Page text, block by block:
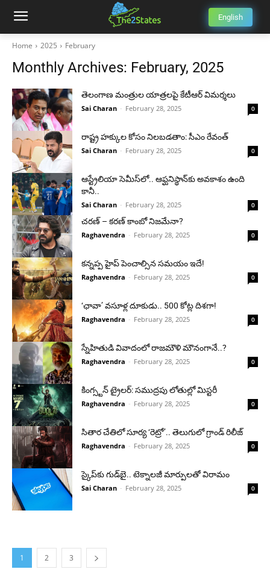
English
Home 2025 February
Monthly Archives: February, 2025
తెలంగాణ మంత్రుల యాత్రలపై కేటీఆర్ విమర్శలు
Sai Charan - February 28, 2025 0
రాష్ట్ర హక్కుల కోసం నిలబడతాం: సీఎం రేవంత్
Sai Charan - February 28, 2025 0
ఆస్ట్రేలియా సెమీస్‌లో.. ఆఫ్ఘనిస్థాన్‌కు అవకాశం ఉంది
కానీ..
Sai Charan - February 28, 2025 0
చరణ్ – కరణ్ కాంబో నిజమేనా?
Raghavendra - February 28, 2025 0
కన్నప్ప హైప్ పెంచాల్సిన సమయం ఇదే!
Raghavendra - February 28, 2025 0
‘ఛావా’ వసూళ్ల దూకుడు.. 500 కోట్ల దిశగా!
Raghavendra - February 28, 2025 0
స్నేహితుడి వివాదంలో రాజమౌళి మౌనంగానే..?
Raghavendra - February 28, 2025 0
కింగ్స్టన్ ట్రైలర్: సముద్రపు లోతుల్లో మిస్టరీ
Raghavendra - February 28, 2025 0
సితార చేతిలో సూర్య ‘రెట్రో’.. తెలుగులో గ్రాండ్ రిలీజ్
Raghavendra - February 28, 2025 0
స్కైప్‌కు గుడ్‌బై.. టెక్నాలజీ మార్పులతో విరామం
Sai Charan - February 28, 2025 0
1 2 3